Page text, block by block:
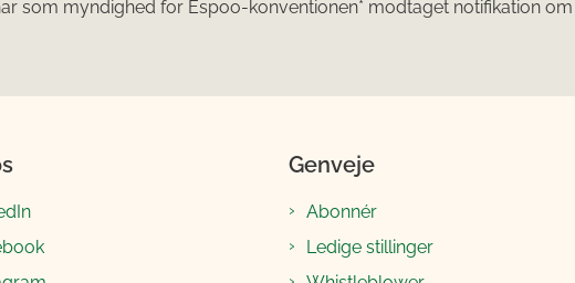
som myndighed for Espoo-konventionen* modtaget notifikation om
Genveje
Abonnér
Ledige stillinger